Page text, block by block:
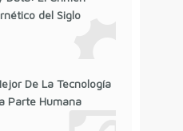
del Siglo
De La Tecnología
Parte Humana